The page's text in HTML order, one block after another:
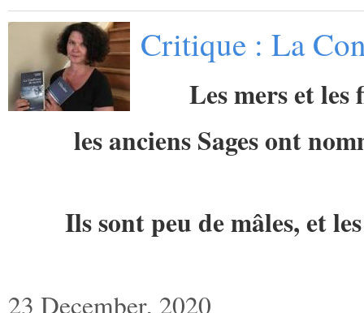
Critique : La
Les mers et
les anciens Sages ont
Ils sont peu de mâles, et
23 December, 2020